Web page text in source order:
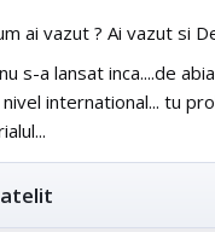
ai vazut ? Ai vazut si
s-a lansat inca....de
international... tu